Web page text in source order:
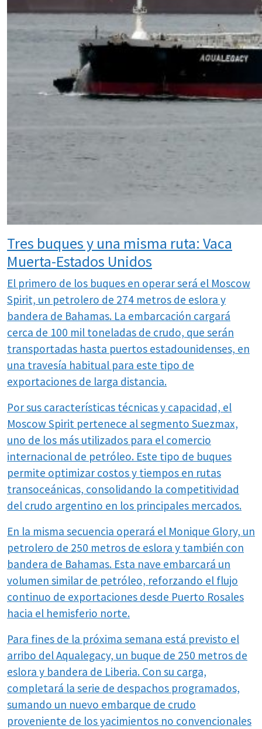
Tres buques y una misma ruta: Vaca
Muerta-Estados Unidos
El primero de los buques en operar será el Moscow
Spirit, un petrolero de 274 metros de eslora y
bandera de Bahamas. La embarcación cargará
cerca de 100 mil toneladas de crudo, que serán
transportadas hasta puertos estadounidenses, en
una travesía habitual para este tipo de
exportaciones de larga distancia.
Por sus características técnicas y capacidad, el
Moscow Spirit pertenece al segmento Suezmax,
uno de los más utilizados para el comercio
internacional de petróleo. Este tipo de buques
permite optimizar costos y tiempos en rutas
transoceánicas, consolidando la competitividad
del crudo argentino en los principales mercados.
En la misma secuencia operará el Monique Glory, un
petrolero de 250 metros de eslora y también con
bandera de Bahamas. Esta nave embarcará un
volumen similar de petróleo, reforzando el flujo
continuo de exportaciones desde Puerto Rosales
hacia el hemisferio norte.
Para fines de la próxima semana está previsto el
arribo del Aqualegacy, un buque de 250 metros de
eslora y bandera de Liberia. Con su carga,
completará la serie de despachos programados,
sumando un nuevo embarque de crudo
proveniente de los yacimientos no convencionales